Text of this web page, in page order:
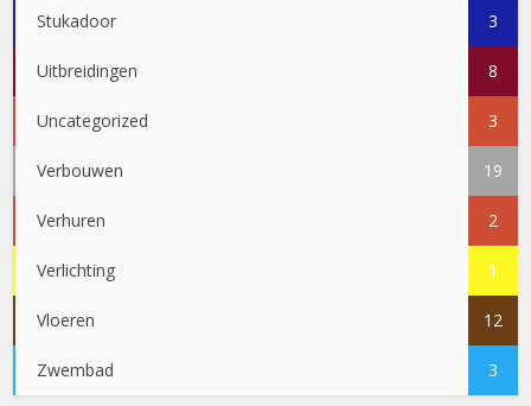
Stukadoor 3
Uitbreidingen 8
Uncategorized 3
Verbouwen 19
Verhuren 2
Verlichting 1
Vloeren 12
Zwembad 3